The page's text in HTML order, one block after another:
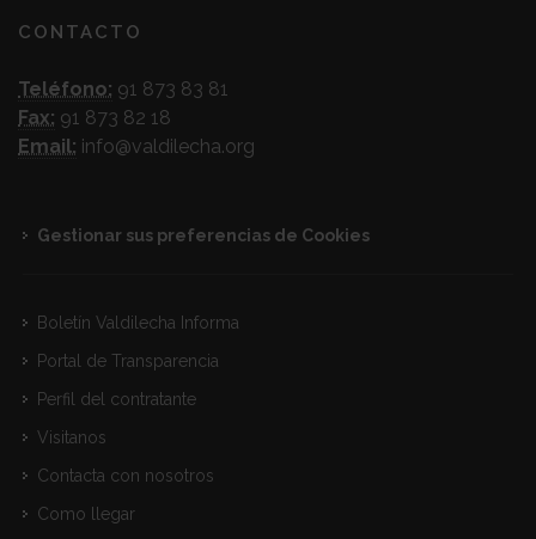
CONTACTO
Teléfono: 91 873 83 81
Fax: 91 873 82 18
Email: info@valdilecha.org
Gestionar sus preferencias de Cookies
Boletín Valdilecha Informa
Portal de Transparencia
Perfil del contratante
Visitanos
Contacta con nosotros
Como llegar